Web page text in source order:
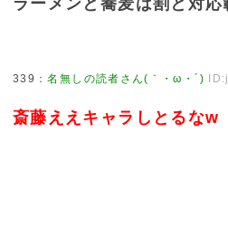
ラーメンと蕎麦は割と対応
339 ：名無しの読者さん(｀・ω・´)
斎藤ええキャラしとるなw